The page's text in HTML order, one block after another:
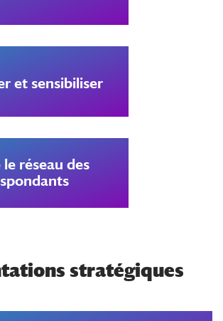
et sensibiliser
réseau des
stratégiques